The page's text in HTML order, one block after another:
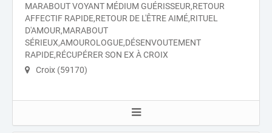
MARABOUT VOYANT MÉDIUM GUÉRISSEUR,RETOUR
AFFECTIF RAPIDE,RETOUR DE L'ÊTRE AIMÉ,RITUEL
D'AMOUR,MARABOUT
SÉRIEUX,AMOUROLOGUE,DÉSENVOUTEMENT
RAPIDE,RÉCUPÉRER SON EX À CROIX
Croix (59170)